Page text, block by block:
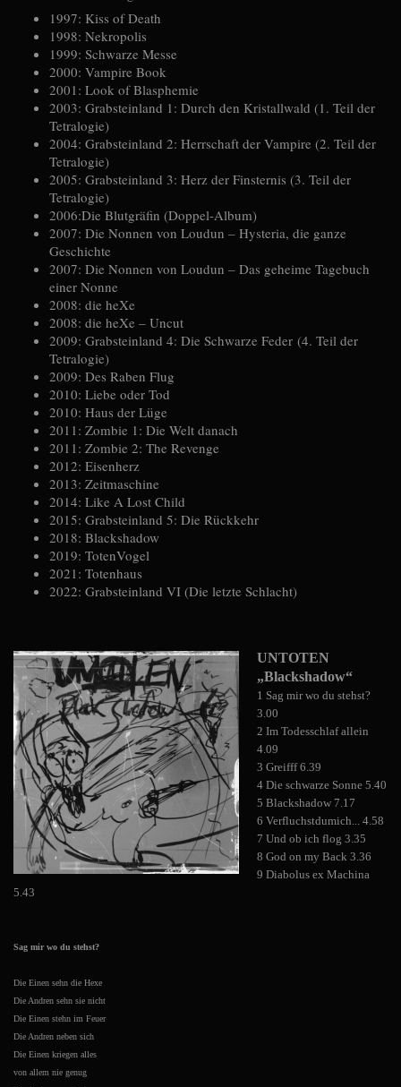
1997: Kiss of Death
1998: Nekropolis
1999: Schwarze Messe
2000: Vampire Book
2001: Look of Blasphemie
2003: Grabsteinland 1: Durch den Kristallwald (1. Teil der
Tetralogie)
2004: Grabsteinland 2: Herrschaft der Vampire (2. Teil der
Tetralogie)
2005: Grabsteinland 3: Herz der Finsternis (3. Teil der
Tetralogie)
2006:Die Blutgräfin (Doppel-Album)
2007: Die Nonnen von Loudun – Hysteria, die ganze
Geschichte
2007: Die Nonnen von Loudun – Das geheime Tagebuch
einer Nonne
2008: die heXe
2008: die heXe – Uncut
2009: Grabsteinland 4: Die Schwarze Feder (4. Teil der
Tetralogie)
2009: Des Raben Flug
2010: Liebe oder Tod
2010: Haus der Lüge
2011: Zombie 1: Die Welt danach
2011: Zombie 2: The Revenge
2012: Eisenherz
2013: Zeitmaschine
2014: Like A Lost Child
2015: Grabsteinland 5: Die Rückkehr
2018: Blackshadow
2019: TotenVogel
2021: Totenhaus
2022: Grabsteinland VI (Die letzte Schlacht)
UNTOTEN
„Blackshadow“
1 Sag mir wo du stehst?
3.00
2 Im Todesschlaf allein
4.09
3 Greifff 6.39
4 Die schwarze Sonne 5.40
5 Blackshadow 7.17
6 Verfluchstdumich... 4.58
7 Und ob ich flog 3.35
8 God on my Back 3.36
9 Diabolus ex Machina
5.43
Sag mir wo du stehst?
Die Einen sehn die Hexe
Die Andren sehn sie nicht
Die Einen stehn im Feuer
Die Andren neben sich
Die Einen kriegen alles
von allem nie genug